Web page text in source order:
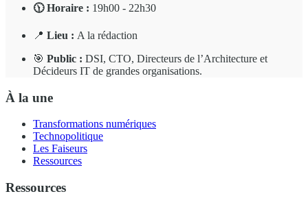
🕦 Horaire : 19h00 - 22h30
📍 Lieu : A la rédaction
🎯 Public : DSI, CTO, Directeurs de l’Architecture et
Décideurs IT de grandes organisations.
À la une
Transformations numériques
Technopolitique
Les Faiseurs
Ressources
Ressources